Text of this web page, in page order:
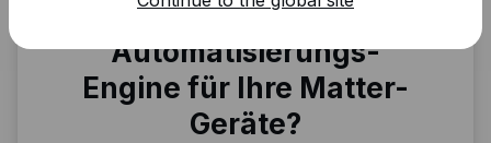
leistungsstarke
Automatisierungs-
Engine für Ihre Matter-
Geräte?